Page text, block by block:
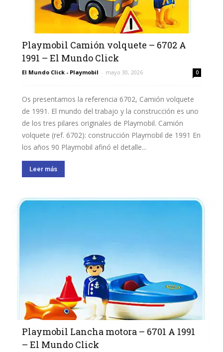
Playmobil Camión volquete – 6702 A
1991 – El Mundo Click
El Mundo Click - Playmobil - mayo 30, 2026 0
Os presentamos la referencia 6702, Camión volquete
de 1991. El mundo del trabajo y la construcción es uno
de los tres pilares originales de Playmobil. Camión
volquete (ref. 6702): construcción Playmobil de 1991 En
los años 90 Playmobil afinó el detalle...
Leer más
Playmobil Lancha motora – 6701 A 1991
– El Mundo Click